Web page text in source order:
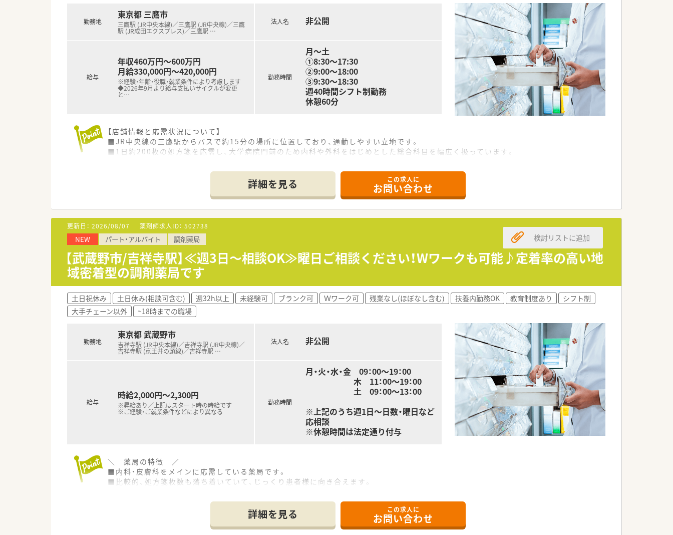
【法人特徴について】
■東京と埼玉に12店舗を展開する地域密着型の法人で、エリアを限定した出店により手厚い支援体制を誇ります。
■全従業員の6割以上が勤続10年以上という驚異的な定着率で、腰を据えて長く働ける土壌が完成されています。
■かかりつけ薬剤師や在宅業務へのノルマは一切設けておらず、数字に追われず患者様第一の対応ができる会社です。
勤務地
東京都 三鷹市
三鷹駅 (JR中央本線)／三鷹駅 (JR中央線)／三鷹
駅 (JR成田エクスプレス)／三鷹駅 …
給与
年収460万円～600万円
月給330,000円～420,000円
※経験・年齢・役職・就業条件により考慮します
◆2026年9月より給与支払いサイクルが変更
と…
法人名 非公開
勤務時間
月～土
①8:30～17:30
②9:00～18:00
③9:30～18:30
週40時間シフト制勤務
休憩60分
【店舗情報と応需状況について】
■JR中央線の三鷹駅からバスで約15分の場所に位置しており、通勤しやすい立地です。
■1日約200枚の処方箋を応需し、大学病院門前のため内科や外科をはじめとした総合科目を幅広く扱っています。
■今回の募集は、処方箋枚数増加に伴う増員募集であり、組織体制を強化することが目的です。
■20代から30代半ばの若手薬剤師を歓迎しており、調剤未経験者も応募可能です。
■経験よりも人柄を重視しており、責任感を持って業務に取り組める方を求めています。
【やりがい/おすすめポイント】
■かかりつけや在宅業務のノルマが一切設定されていないため、純粋に患者様の健康を第一に考えた対応ができます。
■処方箋1枚あたりの単価が全国平均より高く、重い疾患の処方箋も扱うため、専門性の高いスキルが身につきます。
■転居を伴う異動がなく、住み慣れた地域で腰を据えて長く働き続けられる安定感は他社にはない大きな強みです。
【こんな方にオススメ】
■高度な薬学知識を身につけたい方や、多くの症例を経験して薬剤師としてのキャリアを磨きたい方に最適です。
■残業を抑えつつも高年収を目指したい方にとって、年間休日120日という好条件は非常に魅力的な環境です。
■ノルマに追われることなく、患者様一人ひとりと丁寧に向き合った誠実な服薬指導を行いたい方にお勧めします。
詳細を見る この求人に
お問い合わせ
更新日： 2026/08/07 薬剤師求人ID： 502738
NEW パート・アルバイト 調剤薬局
【武蔵野市/吉祥寺駅】≪週3日～相談OK≫曜日ご相談ください！Wワークも可能♪定着率の高い地
域密着型の調剤薬局です
検討リストに追加
土日祝休み 土日休み(相談可含む) 週32h以上 未経験可 ブランク可 Ｗワーク可 残業なし(ほぼなし含む) 扶養内勤務OK 教育制度あり
シフト制
大手チェーン以外
~18時までの職場
勤務地
東京都 武蔵野市
吉祥寺駅 (JR中央本線)／吉祥寺駅 (JR中央線)／
吉祥寺駅 (京王井の頭線)／吉祥寺駅 …
給与
時給2,000円～2,300円
※昇給あり／上記はスタート時の時給です
※ご経験・ご就業条件などにより異なる
法人名 非公開
勤務時間
月・火・水・金 09：00～19：00
木 11：00～19：00
土 09：00～13：00
※上記のうち週1日～日数・曜日など
応相談
※休憩時間は法定通り付与
＼ 薬局の特徴 ／
■内科・皮膚科をメインに応需している薬局です。
■比較的、処方箋枚数も落ち着いていて、じっくり患者様に向き合えます。
■東京都武蔵野市の人気エリアを中心に、11店舗の調剤薬局をドミナント展開しています。
■社員の平均勤続年数は15年以上！
詳細を見る この求人に
お問い合わせ